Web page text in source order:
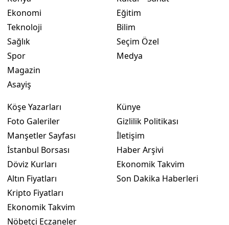
Ekonomi
Teknoloji
Sağlık
Spor
Magazin
Asayiş
Eğitim
Bilim
Seçim Özel
Medya
Köşe Yazarları
Foto Galeriler
Manşetler Sayfası
İstanbul Borsası
Döviz Kurları
Altın Fiyatları
Kripto Fiyatları
Ekonomik Takvim
Nöbetçi Eczaneler
Künye
Gizlilik Politikası
İletişim
Haber Arşivi
Ekonomik Takvim
Son Dakika Haberleri